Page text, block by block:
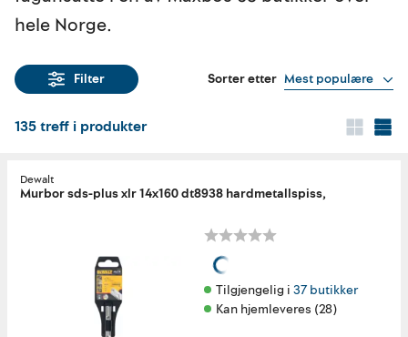
hele Norge.
Filter Sorter etter Mest populære
135treff i produkter
Dewalt
Murbor sds-plus xlr 14x160 dt8938 hardmetallspiss,
Tilgjengelig i 37 butikker
Kan hjemleveres (28)